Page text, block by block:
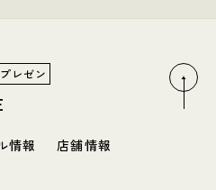
レゼン
情報
店舗情報